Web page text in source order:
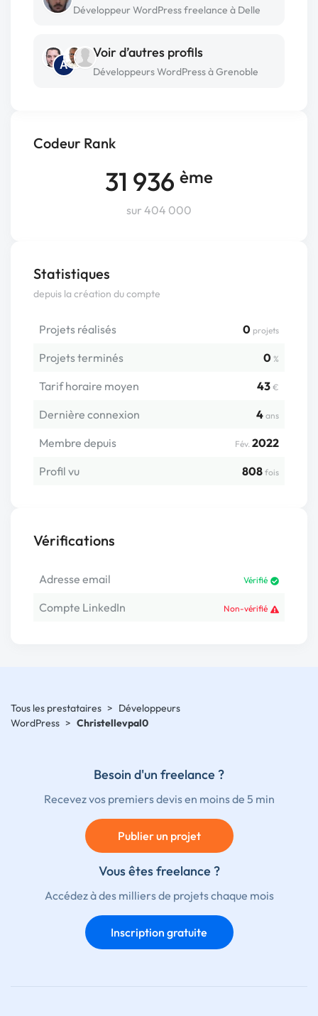
Codeur Rank
31 936 ème
sur 404 000
Statistiques
depuis la création du compte
Projets réalisés 0 projets
Projets terminés 0 %
Tarif horaire moyen 43 €
Dernière connexion 4 ans
Membre depuis Fév. 2022
Profil vu
808 fois
Vérifications
Adresse email Vérifié
Compte LinkedIn Non-vérifié
Développeur WordPress freelance à Delle
A
Voir d’autres profils
Développeurs WordPress à Grenoble
Tous les prestataires > Développeurs
WordPress > Christellevpal0
Besoin d'un freelance ?
Recevez vos premiers devis en moins de 5 min
Publier un projet
Vous êtes freelance ?
Accédez à des milliers de projets chaque mois
Inscription gratuite